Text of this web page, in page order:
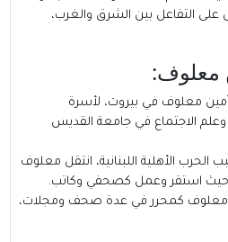
على التفاعل بين الشرق والغرب،
معلوف:
معلوف في بيروت، لأسرة
الاجتماع في جامعة القديس
الحرب الأهلية اللبنانية، انتقل معلوف
كمحرر في عدة صحف ومجلات،